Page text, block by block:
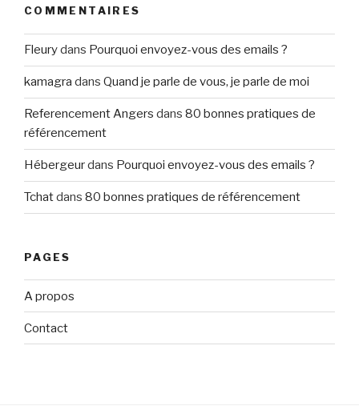
COMMENTAIRES
Fleurydans Pourquoi envoyez-vous des emails ?
kamagra dans Quand je parle de vous, je parle de moi
Referencement Angers dans 80 bonnes pratiques de
référencement
Hébergeurdans Pourquoi envoyez-vous des emails ?
Tchatdans 80 bonnes pratiques de référencement
PAGES
A propos
Contact